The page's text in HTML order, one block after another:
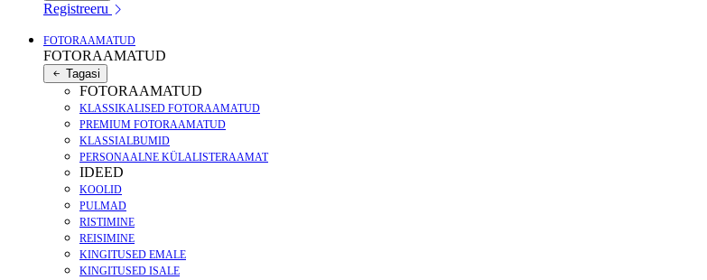
Registreeru
FOTORAAMATUD
FOTORAAMATUD
Tagasi
FOTORAAMATUD
KLASSIKALISED FOTORAAMATUD
PREMIUM FOTORAAMATUD
KLASSIALBUMID
PERSONAALNE KÜLALISTERAAMAT
IDEED
KOOLID
PULMAD
RISTIMINE
REISIMINE
KINGITUSED EMALE
KINGITUSED ISALE